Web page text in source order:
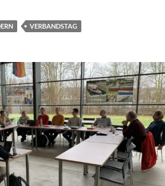
VERBANDSTAG